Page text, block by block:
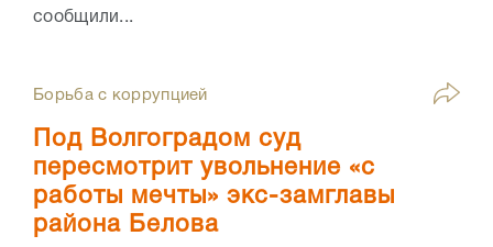
сообщили...
Борьба с коррупцией
Под Волгоградом суд
пересмотрит увольнение «с
работы мечты» экс-замглавы
района Белова